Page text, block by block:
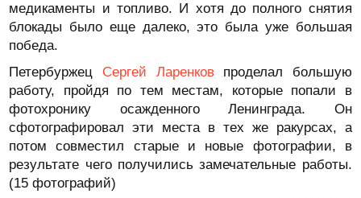
медикаменты и топливо. И хотя до полного снятия
блокады было еще далеко, это была уже большая
победа.
Петербуржец Сергей Ларенковпроделал большую
работу, пройдя по тем местам, которые попали в
фотохронику осажденного Ленинграда. Он
сфотографировал эти места в тех же ракурсах, а
потом совместил старые и новые фотографии, в
результате чего получились замечательные работы.
(15 фотографий)